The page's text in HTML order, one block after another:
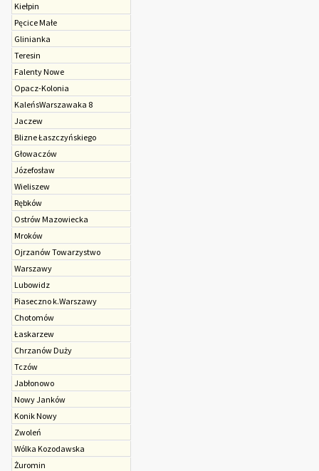
Kiełpin
Pęcice Małe
Glinianka
Teresin
Falenty Nowe
Opacz-Kolonia
KaleńsWarszawaka 8
Jaczew
Blizne Łaszczyńskiego
Głowaczów
Józefosław
Wieliszew
Rębków
Ostrów Mazowiecka
Mroków
Ojrzanów Towarzystwo
Warszawy
Lubowidz
Piaseczno k.Warszawy
Chotomów
Łaskarzew
Chrzanów Duży
Tczów
Jabłonowo
Nowy Janków
Konik Nowy
Zwoleń
Wólka Kozodawska
Żuromin